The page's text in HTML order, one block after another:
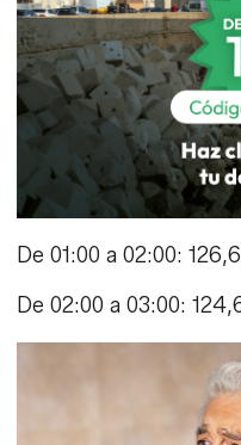
De 01:00 a 02:00:
De 02:00 a 03:00: